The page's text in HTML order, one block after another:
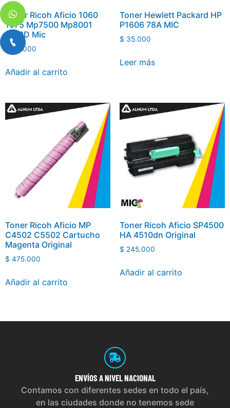
Toner Ricoh Aficio 1060
1075 Mp7500 Mp8001
6110D Mic
92.000
Añadir al carrito
Toner Hewlett Packard HP
P1606 78A MIC
$ 35.000
Leer más
Toner Ricoh Aficio MP
C4502 C5502 Cartucho
Magenta Original
$ 475.000
Añadir al carrito
Toner Ricoh Aficio SP4500
HA 4510dn Original
$ 245.000
Añadir al carrito
ENVÍOS A NIVEL NACIONAL
Contamos con diferentes sedes en todo el país,
en las ciudades donde no tenemos sede